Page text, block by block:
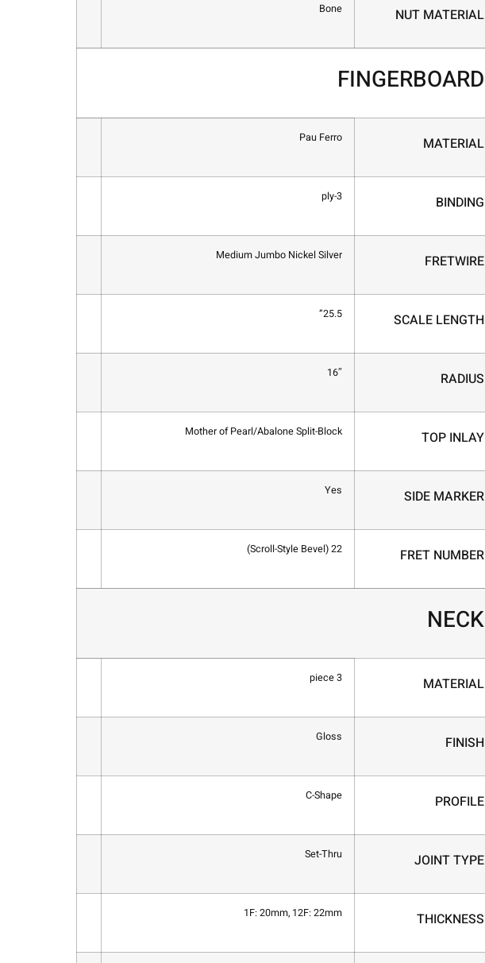
NUT MATERIAL
Bone
FINGERBOARD
MATERIAL
Pau Ferro
BINDING
3-ply
FRETWIRE
Medium Jumbo Nickel Silver
SCALE LENGTH
25.5”
RADIUS
16″
TOP INLAY
Mother of Pearl/Abalone Split-Block
SIDE MARKER
Yes
FRET NUMBER
22 (Scroll-Style Bevel)
NECK
MATERIAL
3 piece
FINISH
Gloss
PROFILE
C-Shape
JOINT TYPE
Set-Thru
THICKNESS
1F: 20mm, 12F: 22mm